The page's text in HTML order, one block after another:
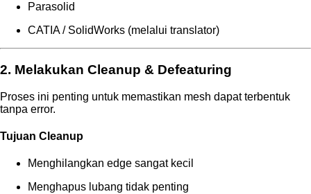
Parasolid
CATIA / SolidWorks (melalui translator)
2. Melakukan Cleanup & Defeaturing
Proses ini penting untuk memastikan mesh dapat terbentuk
tanpa error.
Tujuan Cleanup
Menghilangkan edge sangat kecil
Menghapus lubang tidak penting